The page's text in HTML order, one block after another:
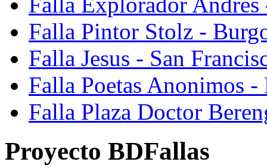
Falla Pintor Stolz -
Falla Jesus - San
Falla Poetas Anonimos
Falla Plaza Doctor
Proyecto BDFallas